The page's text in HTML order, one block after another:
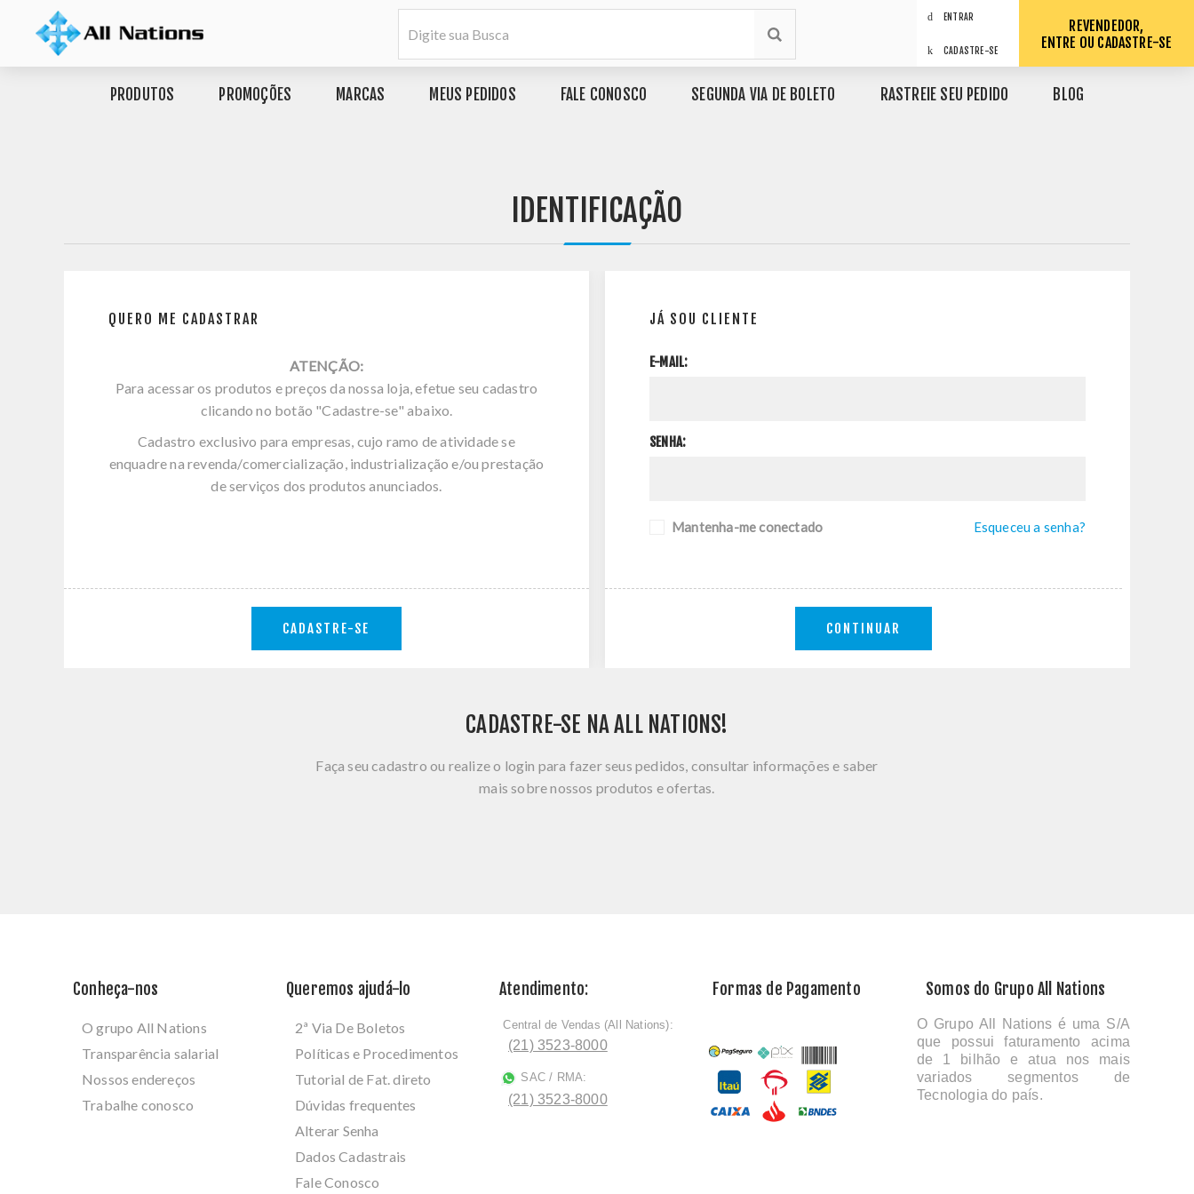
ENTRAR
CADASTRE-SE
REVENDEDOR,
ENTRE OU CADASTRE-SE
PRODUTOS PROMOÇÕES MARCAS MEUS PEDIDOS FALE CONOSCO SEGUNDA VIA DE BOLETO RASTREIE SEU PEDIDO BLOG
IDENTIFICAÇÃO
QUERO ME CADASTRAR
ATENÇÃO:
Para acessar os produtos e preços da nossa loja, efetue seu cadastro
clicando no botão "Cadastre-se" abaixo.
Cadastro exclusivo para empresas, cujo ramo de atividade se
enquadre na revenda/comercialização, industrialização e/ou prestação
de serviços dos produtos anunciados.
CADASTRE-SE
JÁ SOU CLIENTE
E-MAIL:
SENHA:
Mantenha-me conectado Esqueceu a senha?
CONTINUAR
CADASTRE-SE NA ALL NATIONS!
Faça seu cadastro ou realize o login para fazer seus pedidos, consultar informações e saber
mais sobre nossos produtos e ofertas.
Conheça-nos
O grupo All Nations
Transparência salarial
Nossos endereços
Trabalhe conosco
Queremos ajudá-lo
2ª Via De Boletos
Políticas e Procedimentos
Tutorial de Fat. direto
Dúvidas frequentes
Alterar Senha
Dados Cadastrais
Fale Conosco
Atendimento:
ﾠCentral de Vendas (All Nations):
(21) 3523-8000
SAC / RMA:
(21) 3523-8000
Formas de Pagamento Somos do Grupo All Nations
O Grupo All Nations é uma S/A
que possui faturamento acima
de 1 bilhão e atua nos mais
variados segmentos de
Tecnologia do país.